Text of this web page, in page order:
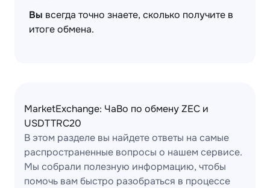
Вы всегда точно знаете, сколько получите в
итоге обмена.
MarketExchange: ЧаВо по обмену ZEC и
USDTTRC20
В этом разделе вы найдете ответы на самые
распространенные вопросы о нашем сервисе.
Мы собрали полезную информацию, чтобы
помочь вам быстро разобраться в процессе